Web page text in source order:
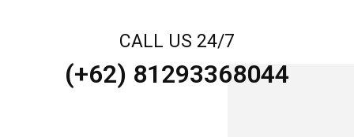
CALL US 24/7
(+62) 81293368044